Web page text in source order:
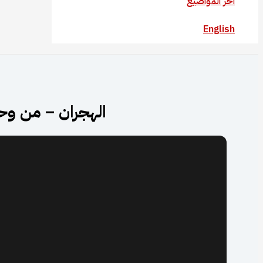
English
الهجران – من